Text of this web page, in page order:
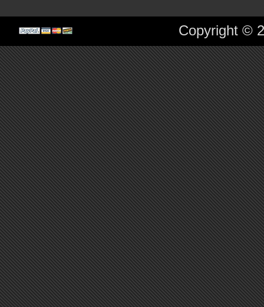
Copyright ©